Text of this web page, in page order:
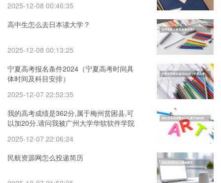
2025-12-08 00:46:35
高中生怎么去日本读大学？
2025-12-08 00:13:25
宁夏高考报名条件2024（宁夏高考时间具
体时间及科目安排）
2025-12-07 22:52:35
我的高考成绩是362分,属于梅州贫困县,可
以加20分.请问我被广州大学华软软件学院
2025-12-07 22:06:24
民航资源网怎么投递简历